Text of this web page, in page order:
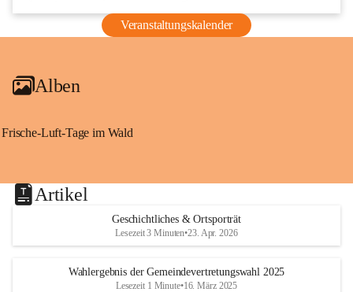
Veranstaltungskalender
Alben
Frische-Luft-Tage im Wald
Artikel
Geschichtliches & Ortsporträt
Lesezeit 3 Minuten•23. Apr. 2026
Wahlergebnis der Gemeindevertretungswahl 2025
Lesezeit 1 Minute•16. März 2025